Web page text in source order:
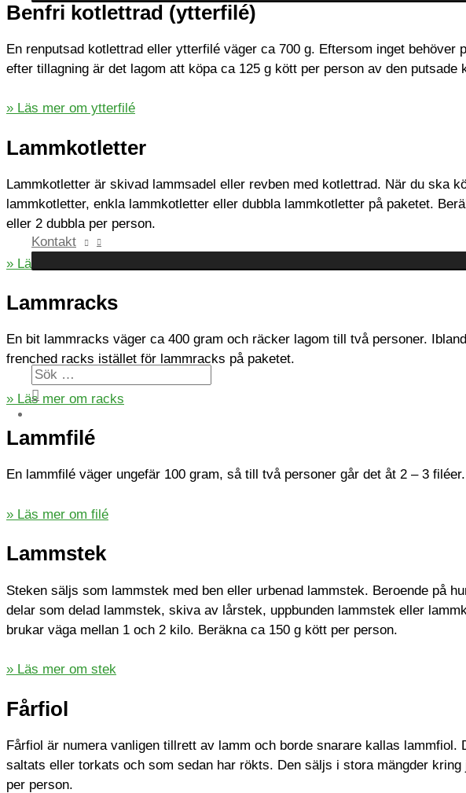
Kontakt
Benfri kotlettrad (ytterfilé)
En renputsad kotlettrad eller ytterfilé väger ca 700 g. Eftersom inget behöver
efter tillagning är det lagom att köpa ca 125 g kött per person av den putsade
» Läs mer om ytterfilé
Lammkotletter
Lammkotletter är skivad lammsadel eller revben med kotlettrad. När du ska
lammkotletter, enkla lammkotletter eller dubbla lammkotletter på paketet.
eller 2 dubbla per person.
» Läs mer om kotletter
Lammracks
En bit lammracks väger ca 400 gram och räcker lagom till två personer.
frenched racks istället för lammracks på paketet.
» Läs mer om racks
Lammfilé
En lammfilé väger ungefär 100 gram, så till två personer går det åt 2 – 3 filéer.
» Läs mer om filé
Lammstek
Steken säljs som lammstek med ben eller urbenad lammstek. Beroende på
delar som delad lammstek, skiva av lårstek, uppbunden lammstek eller
brukar väga mellan 1 och 2 kilo. Beräkna ca 150 g kött per person.
» Läs mer om stek
Fårfiol
Fårfiol är numera vanligen tillrett av lamm och borde snarare kallas lammfiol.
saltats eller torkats och som sedan har rökts. Den säljs i stora mängder kring
per person.